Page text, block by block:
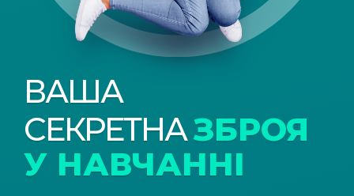
ВАША
СЕКРЕТНАЗБРОЯ
У НАВЧАННІ